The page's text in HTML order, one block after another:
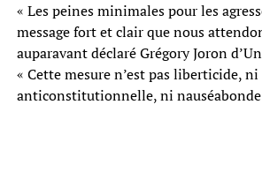
« Les peines minimales pour les
message fort et clair que nous
auparavant déclaré Grégory Joron
« Cette mesure n’est pas liberticide, ni
anticonstitutionnelle, ni